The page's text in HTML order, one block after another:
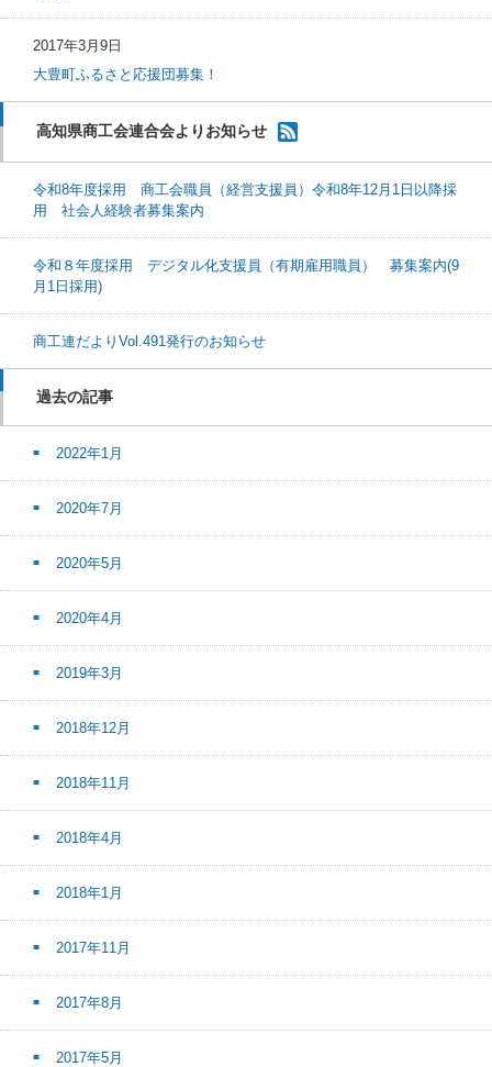
2017年3月9日
大豊町ふるさと応援団募集！
高知県商工会連合会よりお知らせ
令和8年度採用 商工会職員（経営支援員）令和8年12月1日以降採
用 社会人経験者募集案内
令和８年度採用 デジタル化支援員（有期雇用職員） 募集案内(9
月1日採用)
商工連だよりVol.491発行のお知らせ
過去の記事
2022年1月
2020年7月
2020年5月
2020年4月
2019年3月
2018年12月
2018年11月
2018年4月
2018年1月
2017年11月
2017年8月
2017年5月